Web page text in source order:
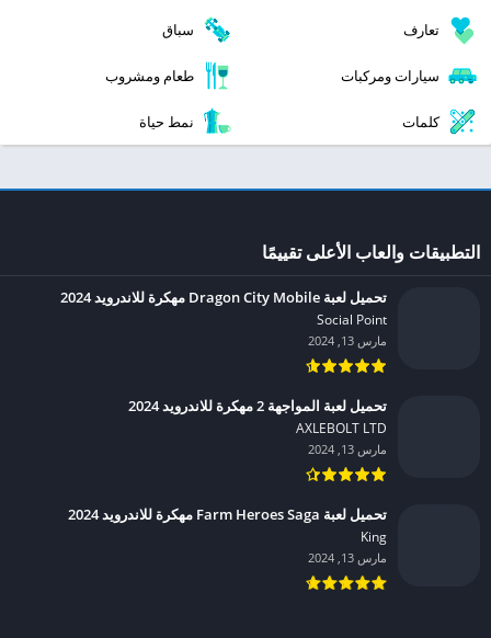
تعارف سباق
سيارات ومركبات طعام ومشروب
كلمات نمط حياة
التطبيقات والعاب الأعلى تقييمًا
تحميل لعبة Dragon City Mobile مهكرة للاندرويد 2024
Social Point‏
مارس 13, 2024
تحميل لعبة المواجهة 2 مهكرة للاندرويد 2024
AXLEBOLT LTD‏
مارس 13, 2024
تحميل لعبة Farm Heroes Saga مهكرة للاندرويد 2024
King‏
مارس 13, 2024